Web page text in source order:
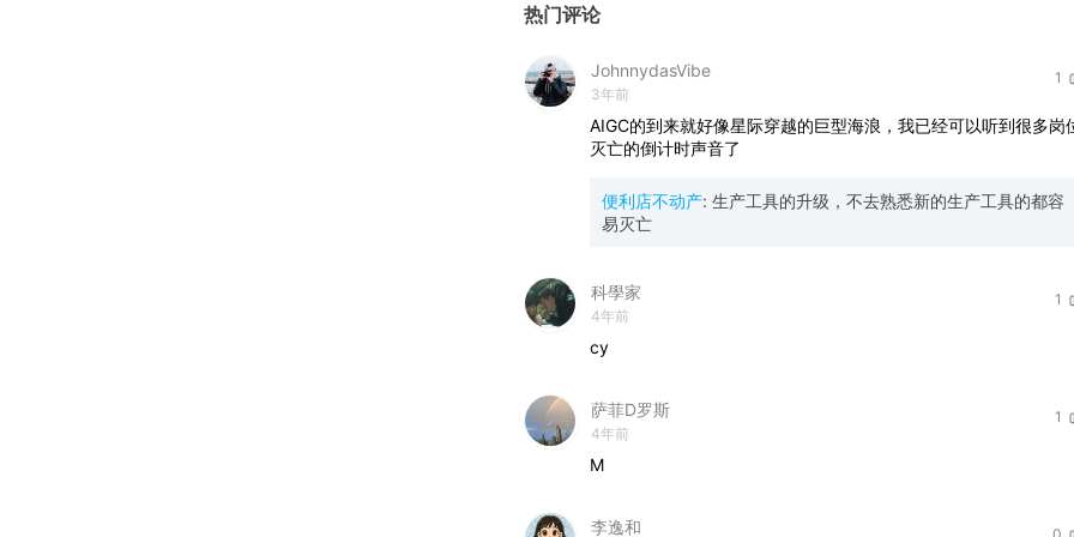
热门评论
JohnnydasVibe
3年前
1
AIGC的到来就好像星际穿越的巨型海浪，我已经可以听到很多岗
灭亡的倒计时声音了
便利店不动产: 生产工具的升级，不去熟悉新的生产工具的都容
易灭亡
科學家
4年前
1
cy
萨菲D罗斯
4年前
1
M
李逸和